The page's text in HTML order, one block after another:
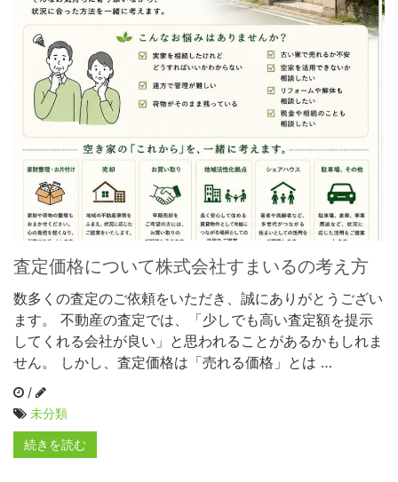
査定価格について株式会社すまいるの考え方
数多くの査定のご依頼をいただき、誠にありがとうござい
ます。 不動産の査定では、「少しでも高い査定額を提示
してくれる会社が良い」と思われることがあるかもしれま
せん。 しかし、査定価格は「売れる価格」とは …
/
未分類
続きを読む